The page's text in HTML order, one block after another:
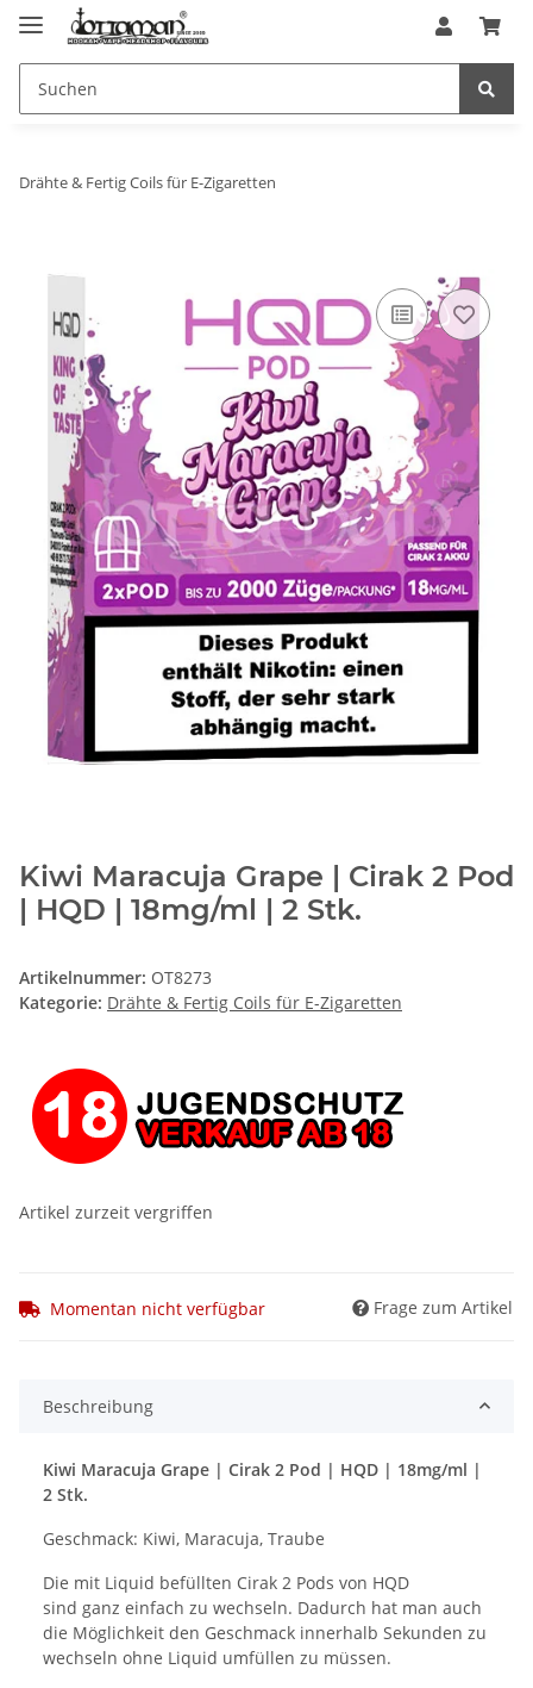
Drähte & Fertig Coils für E-Zigaretten
Kiwi Maracuja Grape | Cirak 2 Pod
| HQD | 18mg/ml | 2 Stk.
Artikelnummer: OT8273
Kategorie: Drähte & Fertig Coils für E-Zigaretten
Artikel zurzeit vergriffen
Momentan nicht verfügbar Frage zum Artikel
Beschreibung
Kiwi Maracuja Grape | Cirak 2 Pod | HQD | 18mg/ml |
2 Stk.
Geschmack: Kiwi, Maracuja, Traube
Die mit Liquid befüllten Cirak 2 Pods von HQD
sind ganz einfach zu wechseln. Dadurch hat man auch
die Möglichkeit den Geschmack innerhalb Sekunden zu
wechseln ohne Liquid umfüllen zu müssen.